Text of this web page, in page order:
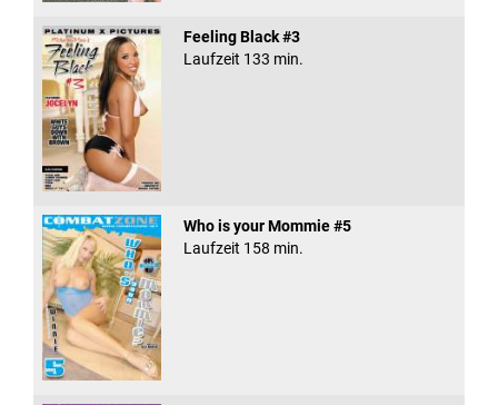
Feeling Black #3
Laufzeit 133 min.
Who is your Mommie #5
Laufzeit 158 min.